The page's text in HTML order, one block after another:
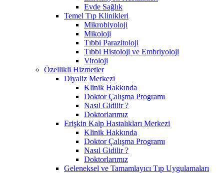
Evde Sağlık
Temel Tıp Klinikleri
Mikrobiyoloji
Mikoloji
Tıbbi Parazitoloji
Tıbbi Histoloji ve Embriyoloji
Viroloji
Özellikli Hizmetler
Diyaliz Merkezi
Klinik Hakkında
Doktor Çalışma Programı
Nasıl Gidilir ?
Doktorlarımız
Erişkin Kalp Hastalıkları Merkezi
Klinik Hakkında
Doktor Çalışma Programı
Nasıl Gidilir ?
Doktorlarımız
Geleneksel ve Tamamlayıcı Tıp Uygulamaları